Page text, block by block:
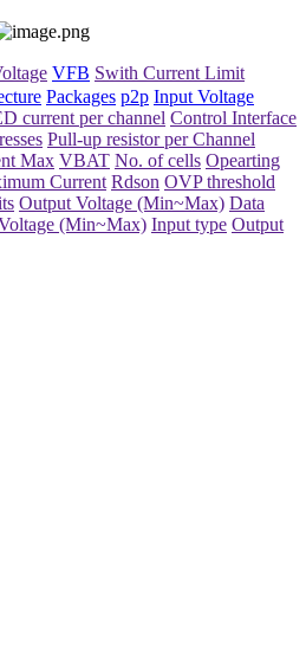
VFB Swith Current Limit
Packages p2p Input Voltage
current per channel Control Interface
Pull-up resistor per Channel
Max VBAT No. of cells Opearting
Current Rdson OVP threshold
Output Voltage (Min~Max) Data
(Min~Max) Input type Output